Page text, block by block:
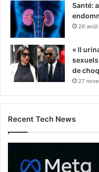
Santé:
26 août
« Il
sexuels
de
27
Recent Tech News